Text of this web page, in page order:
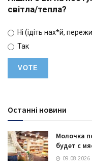
світла/тепла?
Ні (ідіть нах*й,
Так
Останні новини
Молочка
будет с
09.08.2026